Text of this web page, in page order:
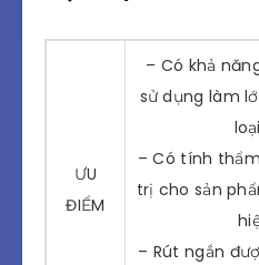
ƯU
ĐIỂM
– Có khả
sử dụng làm
– Có tính
trị cho sản
– Rút ngắn